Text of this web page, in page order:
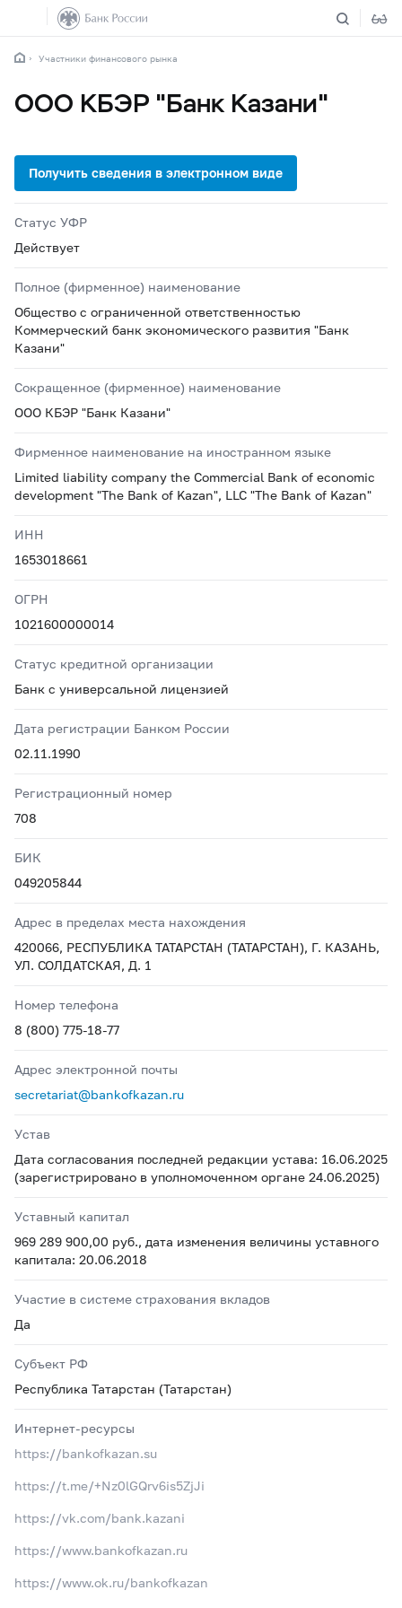
Участники финансового рынка
ООО КБЭР "Банк Казани"
Статус УФР
Действует
Полное (фирменное) наименование
Общество с ограниченной ответственностью
Коммерческий банк экономического развития "Банк
Казани"
Сокращенное (фирменное) наименование
ООО КБЭР "Банк Казани"
Фирменное наименование на иностранном языке
Limited liability company the Commercial Bank of economic
development "The Bank of Kazan", LLC "The Bank of Kazan"
ИНН
1653018661
ОГРН
1021600000014
Статус кредитной организации
Банк с универсальной лицензией
Дата регистрации Банком России
02.11.1990
Регистрационный номер
708
БИК
049205844
Адрес в пределах места нахождения
420066, РЕСПУБЛИКА ТАТАРСТАН (ТАТАРСТАН), Г. КАЗАНЬ,
УЛ. СОЛДАТСКАЯ, Д. 1
Номер телефона
8 (800) 775-18-77
Адрес электронной почты
secretariat@bankofkazan.ru
Устав
Дата согласования последней редакции устава: 16.06.2025
(зарегистрировано в уполномоченном органе 24.06.2025)
Уставный капитал
969 289 900,00 руб., дата изменения величины уставного
капитала: 20.06.2018
Участие в системе страхования вкладов
Да
Субъект РФ
Республика Татарстан (Татарстан)
Интернет-ресурсы
https://bankofkazan.su
https://t.me/+Nz0lGQrv6is5ZjJi
https://vk.com/bank.kazani
https://www.bankofkazan.ru
https://www.ok.ru/bankofkazan